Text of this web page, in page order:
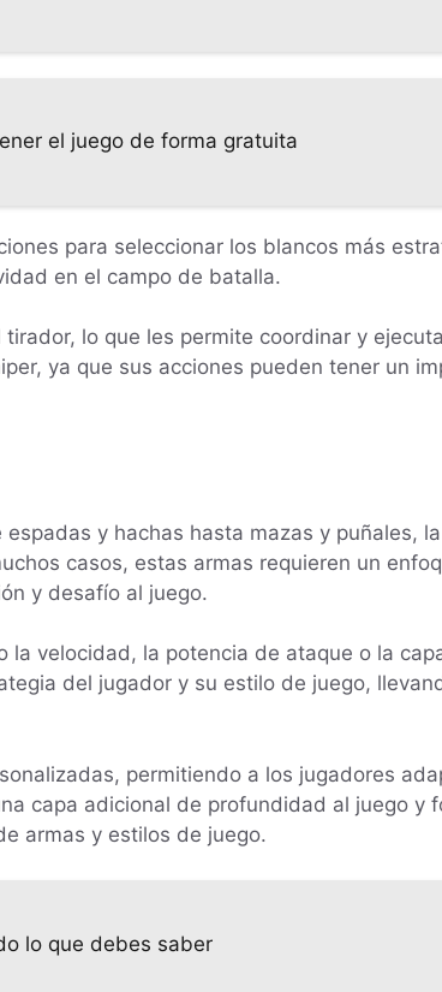
el juego de forma gratuita
para seleccionar los blancos más
en el campo de batalla.
lo que les permite coordinar y
ya que sus acciones pueden tener un
y hachas hasta mazas y puñales,
casos, estas armas requieren un
y desafío al juego.
la velocidad, la potencia de ataque o la
del jugador y su estilo de juego,
permitiendo a los jugadores
capa adicional de profundidad al juego y
armas y estilos de juego.
lo que debes saber